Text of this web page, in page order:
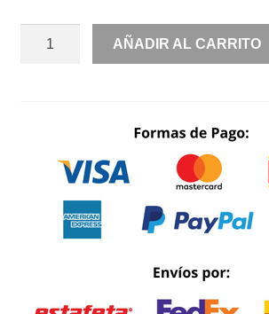
OFF
SHOULDER
AÑADIR AL CARRITO